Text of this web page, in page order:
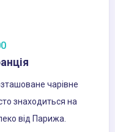
чарівне
знаходиться на
від Парижа.